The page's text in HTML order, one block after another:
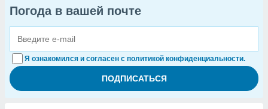
Погода в вашей почте
Я ознакомился и согласен с политикой конфиденциальности.